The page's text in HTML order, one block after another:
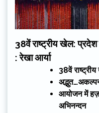
38वें राष्ट्रीय खेल:
: रेखा आर्या
38वें
आयोजन में
अभिनन्दन